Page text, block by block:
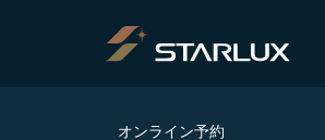
オンライン予約